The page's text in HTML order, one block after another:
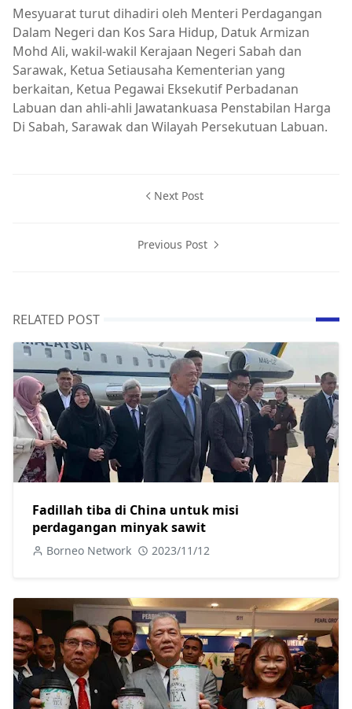
Mesyuarat turut dihadiri oleh Menteri Perdagangan
Dalam Negeri dan Kos Sara Hidup, Datuk Armizan
Mohd Ali, wakil-wakil Kerajaan Negeri Sabah dan
Sarawak, Ketua Setiausaha Kementerian yang
berkaitan, Ketua Pegawai Eksekutif Perbadanan
Labuan dan ahli-ahli Jawatankuasa Penstabilan Harga
Di Sabah, Sarawak dan Wilayah Persekutuan Labuan.
Next Post
Previous Post
RELATED POST
Fadillah tiba di China untuk misi
perdagangan minyak sawit
Borneo Network 2023/11/12